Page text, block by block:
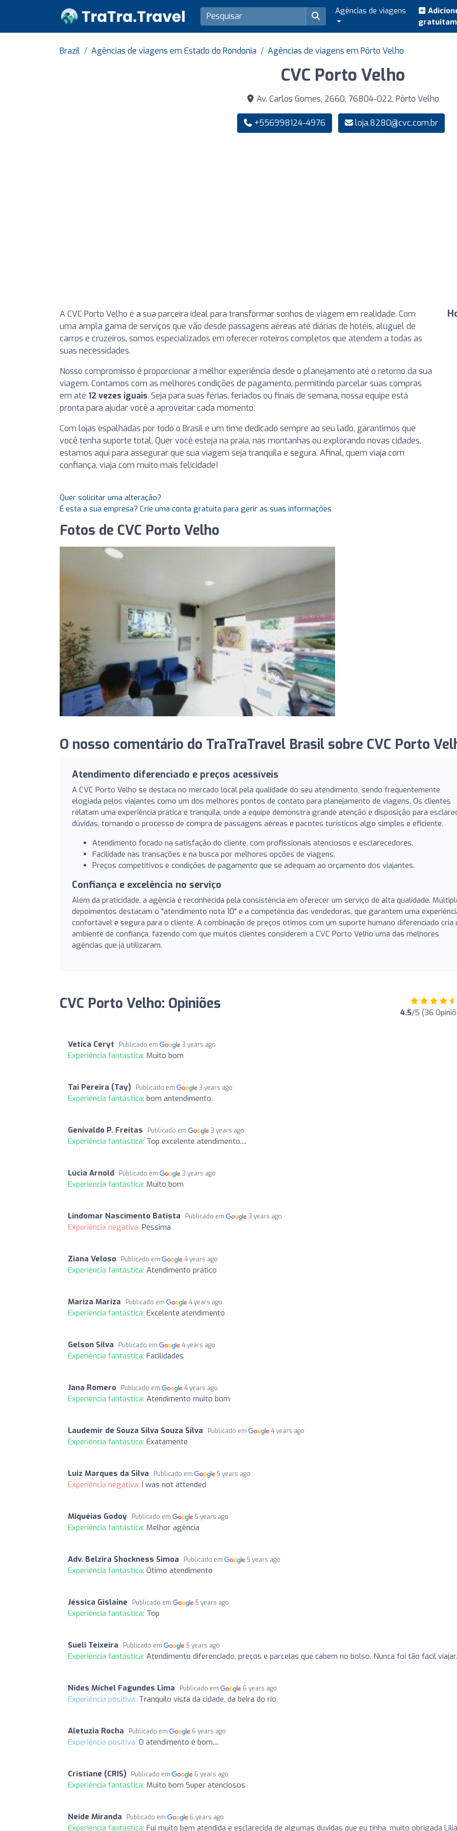
Agências de viagens
Brazil Agências de viagens em Estado do Rondonia Agências de viagens em Pôrto Velho
CVC Porto Velho
Av. Carlos Gomes, 2660, 76804-022, Pôrto Velho
+556998124-4976 loja.8280@cvc.com.br
A CVC Porto Velho é a sua parceira ideal para transformar sonhos de viagem em realidade. Com
uma ampla gama de serviços que vão desde passagens aéreas até diárias de hotéis, aluguel de
carros e cruzeiros, somos especializados em oferecer roteiros completos que atendem a todas as
suas necessidades.
Nosso compromisso é proporcionar a melhor experiência desde o planejamento até o retorno da sua
viagem. Contamos com as melhores condições de pagamento, permitindo parcelar suas compras
em até 12 vezes iguais. Seja para suas férias, feriados ou finais de semana, nossa equipe está
pronta para ajudar você a aproveitar cada momento.
Com lojas espalhadas por todo o Brasil e um time dedicado sempre ao seu lado, garantimos que
você tenha suporte total. Quer você esteja na praia, nas montanhas ou explorando novas cidades,
estamos aqui para assegurar que sua viagem seja tranquila e segura. Afinal, quem viaja com
confiança, viaja com muito mais felicidade!
Quer solicitar uma alteração?
É esta a sua empresa? Crie uma conta gratuita para gerir as suas informações
Fotos de CVC Porto Velho
O nosso comentário do TraTraTravel Brasil sobre CVC Porto
Atendimento diferenciado e preços acessíveis
A CVC Porto Velho se destaca no mercado local pela qualidade do seu atendimento, sendo frequentemente
elogiada pelos viajantes como um dos melhores pontos de contato para planejamento de viagens. Os clientes
relatam uma experiência prática e tranquila, onde a equipe demonstra grande atenção e disposição para
dúvidas, tornando o processo de compra de passagens aéreas e pacotes turísticos algo simples e eficiente.
Atendimento focado na satisfação do cliente, com profissionais atenciosos e esclarecedores.
Facilidade nas transações e na busca por melhores opções de viagens.
Preços competitivos e condições de pagamento que se adequam ao orçamento dos viajantes.
Confiança e excelência no serviço
Além da praticidade, a agência é reconhecida pela consistência em oferecer um serviço de alta qualidade.
depoimentos destacam o "atendimento nota 10" e a competência das vendedoras, que garantem uma
confortável e segura para o cliente. A combinação de preços ótimos com um suporte humano diferenciado cria
ambiente de confiança, fazendo com que muitos clientes considerem a CVC Porto Velho uma das melhores
agências que já utilizaram.
CVC Porto Velho: Opiniões 4.5/5 (36
Vetica Ceryt Publicado em 3 years ago
Experiência fantástica: Muito bom
Tai Pereira (Tay) Publicado em 3 years ago
Experiência fantástica: bom antendimento.
Genivaldo P. Freitas Publicado em 3 years ago
Experiência fantástica: Top excelente atendimento....
Lúcia Arnold Publicado em 3 years ago
Experiência fantástica: Muito bom
Lindomar Nascimento Batista Publicado em 3 years ago
Experiência negativa: Péssima
Ziana Veloso Publicado em 4 years ago
Experiência fantástica: Atendimento prático
Mariza Mariza Publicado em 4 years ago
Experiência fantástica: Excelente atendimento
Gelson Silva Publicado em 4 years ago
Experiência fantástica: Facilidades
Jana Romero Publicado em 4 years ago
Experiência fantástica: Atendimento muito bom
Laudemir de Souza Silva Souza Silva Publicado em 4 years ago
Experiência fantástica: Exatamente
Luiz Marques da Silva Publicado em 5 years ago
Experiência negativa: I was not attended
Miquéias Godoy Publicado em 5 years ago
Experiência fantástica: Melhor agência
Adv. Belzira Shockness Simoa Publicado em 5 years ago
Experiência fantástica: Ótimo atendimento
Jéssica Gislaine Publicado em 5 years ago
Experiência fantástica: Top
Sueli Teixeira Publicado em 5 years ago
Experiência fantástica: Atendimento diferenciado, preços e parcelas que cabem no bolso. Nunca foi tão fácil viajar.
Nides Michel Fagundes Lima Publicado em 6 years ago
Experiência positiva: Tranquilo vista da cidade, da beira do rio.
Aletuzia Rocha Publicado em 6 years ago
Experiência positiva: O atendimento é bom....
Cristiane (CRIS) Publicado em 6 years ago
Experiência fantástica: Muito bom Super atenciosos
Neide Miranda Publicado em 6 years ago
Experiência fantástica: Fui muito bem atendida e esclarecida de algumas dúvidas que eu tinha, muito obrigada